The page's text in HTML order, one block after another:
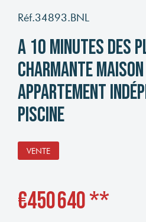
Réf.34893.BNL
A 10 minutes des
charmante
appartement
piscine
VENTE
€450 640**